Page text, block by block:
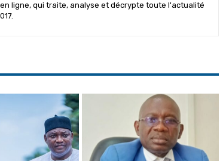
en ligne, qui traite, analyse et décrypte toute l'actualité